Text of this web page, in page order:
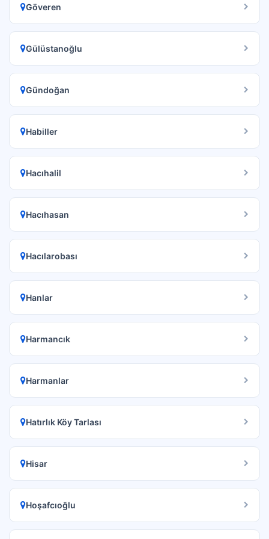
Göveren
Gülüstanoğlu
Gündoğan
Habiller
Hacıhalil
Hacıhasan
Hacılarobası
Hanlar
Harmancık
Harmanlar
Hatırlık Köy Tarlası
Hisar
Hoşafcıoğlu